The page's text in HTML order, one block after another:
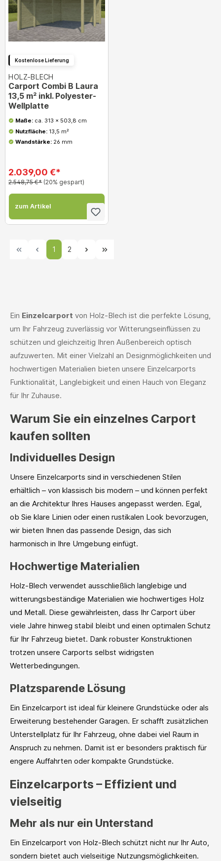
Kostenlose Lieferung
HOLZ-BLECH
Carport Combi B Laura
13,5 m² inkl. Polyester-
Wellplatte
Maße: ca. 313 x 503,8 cm
Nutzfläche: 13,5 m²
Wandstärke:26 mm
2.039,00 €*
2.548,75 €* (20% gespart)
zum Artikel
1 2
Ein Einzelcarport von Holz-Blech ist die perfekte Lösung,
um Ihr Fahrzeug zuverlässig vor Witterungseinflüssen zu
schützen und gleichzeitig Ihren Außenbereich optisch
aufzuwerten. Mit einer Vielzahl an Designmöglichkeiten und
hochwertigen Materialien bieten unsere Einzelcarports
Funktionalität, Langlebigkeit und einen Hauch von Eleganz
für Ihr Zuhause.
Warum Sie ein einzelnes Carport
kaufen sollten
Individuelles Design
Unsere Einzelcarports sind in verschiedenen Stilen
erhältlich – von klassisch bis modern – und können perfekt
an die Architektur Ihres Hauses angepasst werden. Egal,
ob Sie klare Linien oder einen rustikalen Look bevorzugen,
wir bieten Ihnen das passende Design, das sich
harmonisch in Ihre Umgebung einfügt.
Hochwertige Materialien
Holz-Blech verwendet ausschließlich langlebige und
witterungsbeständige Materialien wie hochwertiges Holz
und Metall. Diese gewährleisten, dass Ihr Carport über
viele Jahre hinweg stabil bleibt und einen optimalen Schutz
für Ihr Fahrzeug bietet. Dank robuster Konstruktionen
trotzen unsere Carports selbst widrigsten
Wetterbedingungen.
Platzsparende Lösung
Ein Einzelcarport ist ideal für kleinere Grundstücke oder als
Erweiterung bestehender Garagen. Er schafft zusätzlichen
Unterstellplatz für Ihr Fahrzeug, ohne dabei viel Raum in
Anspruch zu nehmen. Damit ist er besonders praktisch für
engere Auffahrten oder kompakte Grundstücke.
Einzelcarports – Effizient und
vielseitig
Mehr als nur ein Unterstand
Ein Einzelcarport von Holz-Blech schützt nicht nur Ihr Auto,
sondern bietet auch vielseitige Nutzungsmöglichkeiten.